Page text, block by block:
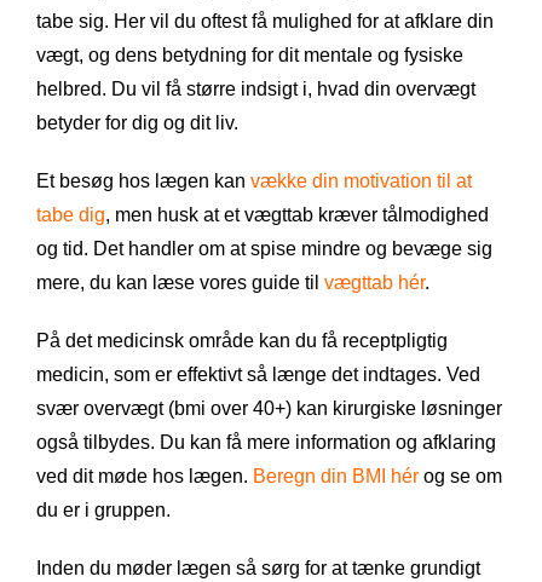
tabe sig. Her vil du oftest få mulighed for at afklare din
vægt, og dens betydning for dit mentale og fysiske
helbred. Du vil få større indsigt i, hvad din overvægt
betyder for dig og dit liv.
Et besøg hos lægen kan vække din motivation til at
tabe dig, men husk at et vægttab kræver tålmodighed
og tid. Det handler om at spise mindre og bevæge sig
mere, du kan læse vores guide til vægttab hér.
På det medicinsk område kan du få receptpligtig
medicin, som er effektivt så længe det indtages. Ved
svær overvægt (bmi over 40+) kan kirurgiske løsninger
også tilbydes. Du kan få mere information og afklaring
ved dit møde hos lægen. Beregn din BMI hérog se om
du er i gruppen.
Inden du møder lægen så sørg for at tænke grundigt